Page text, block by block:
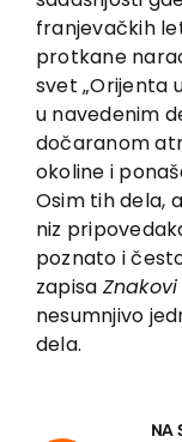
franjevačkih
protkane
svet „Orijenta
u navedenim
dočaranom
okoline i
Osim tih dela,
niz
poznato i
zapisa
nesumnjivo
dela.
NA